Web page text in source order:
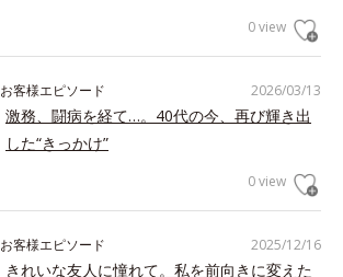
0 view
2026/03/13
お客様エピソード
激務、闘病を経て…。40代の今、再び輝き出
した“きっかけ”
0 view
2025/12/16
お客様エピソード
きれいな友人に憧れて。私を前向きに変えた